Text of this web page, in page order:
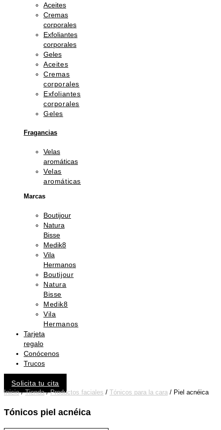
Aceites
Cremas
corporales
Exfoliantes
corporales
Geles
Aceites
Cremas
corporales
Exfoliantes
corporales
Geles
Fragancias
Velas
aromáticas
Velas
aromáticas
Marcas
Boutijour
Natura
Bisse
Medik8
Vila
Hermanos
Boutijour
Natura
Bisse
Medik8
Vila
Hermanos
Tarjeta
regalo
Conócenos
Trucos
Solicita tu cita
Inicio/Tienda/Productos faciales / Tónicos para la cara / Piel acnéica
Tónicos piel acnéica